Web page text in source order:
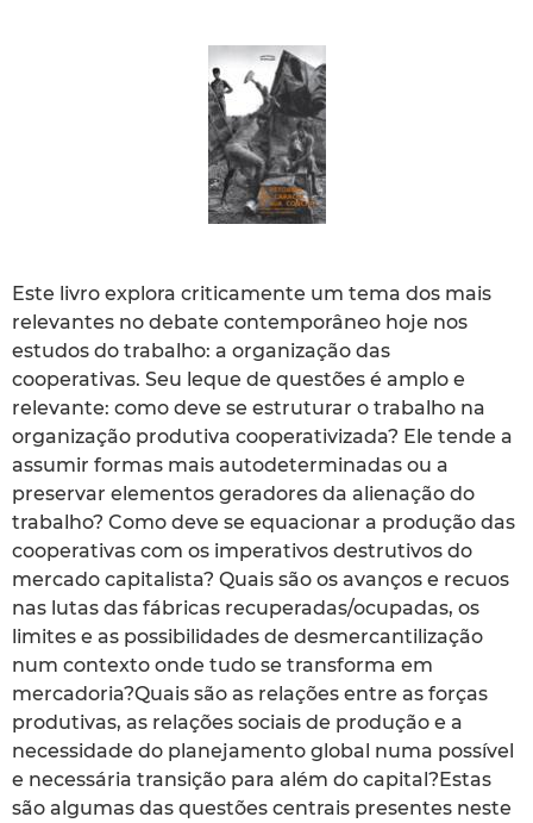
Este livro explora criticamente um tema dos mais
relevantes no debate contemporâneo hoje nos
estudos do trabalho: a organização das
cooperativas. Seu leque de questões é amplo e
relevante: como deve se estruturar o trabalho na
organização produtiva cooperativizada? Ele tende a
assumir formas mais autodeterminadas ou a
preservar elementos geradores da alienação do
trabalho? Como deve se equacionar a produção das
cooperativas com os imperativos destrutivos do
mercado capitalista? Quais são os avanços e recuos
nas lutas das fábricas recuperadas/ocupadas, os
limites e as possibilidades de desmercantilização
num contexto onde tudo se transforma em
mercadoria?Quais são as relações entre as forças
produtivas, as relações sociais de produção e a
necessidade do planejamento global numa possível
e necessária transição para além do capital?Estas
são algumas das questões centrais presentes neste